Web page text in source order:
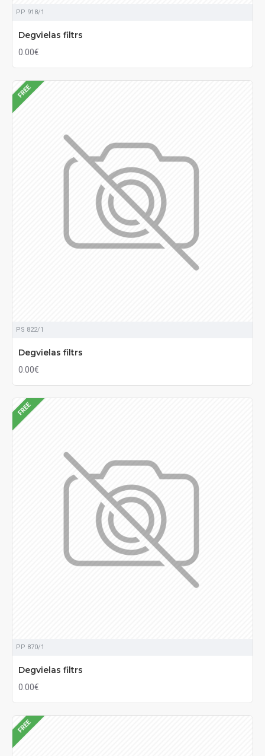
PP 918/1
Degvielas filtrs
0.00€
FREE
PS 822/1
Degvielas filtrs
0.00€
FREE
PP 870/1
Degvielas filtrs
0.00€
FREE